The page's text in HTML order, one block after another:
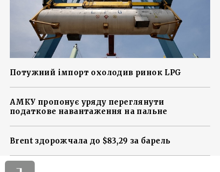
Потужний імпорт охолодив ринок LPG
АМКУ пропонує уряду переглянути
податкове навантаження на пальне
Brent здорожчала до $83,29 за барель